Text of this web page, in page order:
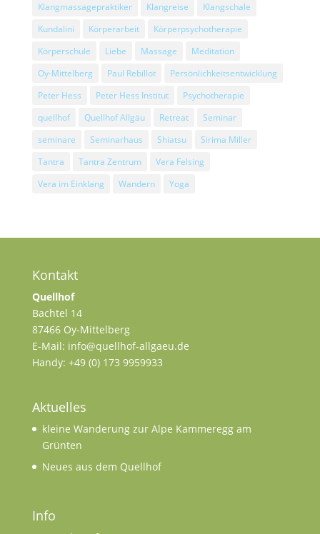
Klangmassagepraktiker
Klangreise
Klangschale
Kundalini
Körperarbeit
Körperpsychotherapie
Körperschule
Liebe Massage
Meditation
Oy-Mittelberg
Paul Rebillot
Persönlichkeitsentwicklung
Peter Hess
Peter Hess Institut
Psychotherapie
quellhof
Quellhof Allgäu Retreat
Seminar
seminare
Seminarhaus Shiatsu
Sirima Miller
Tantra
Tantra Zentrum
Vera Felsing
Vera im Einklang
Wandern Yoga
Kontakt
Quellhof
Bachtel 14
87466 Oy-Mittelberg
E-Mail: info@quellhof-allgaeu.de
Handy: +49 (0) 173 9959933
Aktuelles
kleine Wanderung zur Alpe Kammeregg am
Grünten
Neues aus dem Quellhof
Info